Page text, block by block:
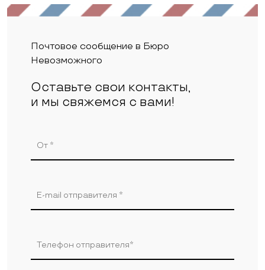
Почтовое сообщение в Бюро
Невозможного
Оставьте свои контакты,
и мы свяжемся с вами!